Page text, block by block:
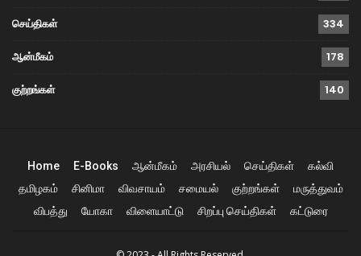
செய்திகள் 334
ஆன்மீகம் 178
குற்றங்கள் 140
Home E-Books ஆன்மீகம் அரசியல் செய்திகள்
கல்வி
தமிழகம்
சினிமா விவசாயம் சமையல் குற்றங்கள்
மருத்துவம்
விபத்து
யோகா விளையாட்டு சிறப்பு செய்திகள் கட்டுரை